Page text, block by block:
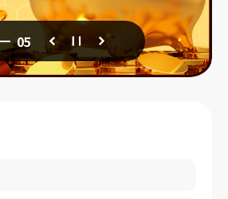
05 이전 정지 다음